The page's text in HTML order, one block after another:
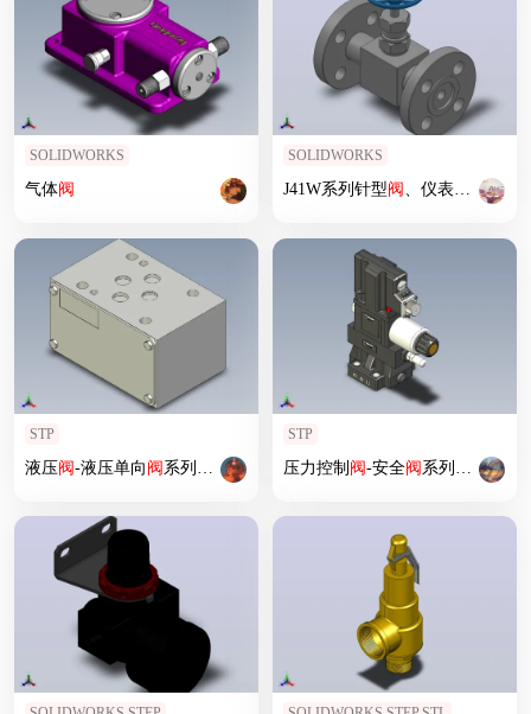
SOLIDWORKS
气体阀
SOLIDWORKS
J41W系列针型阀 、仪表阀 [J41W-
STP
液压阀-液压单向阀系列图纸
STP
压力控制 阀-安全阀系列图纸